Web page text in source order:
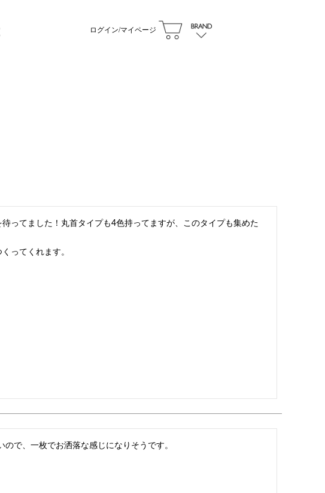
ログイン/マイページ
ってました！丸首タイプも4色持ってますが、このタイプも集めた
ってくれます。
で、一枚でお洒落な感じになりそうです。